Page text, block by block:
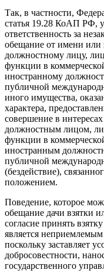
Так, в частности,
статья 19.28 КоАП РФ,
ответственность за
обещание от имени или
должностному лицу,
функции в
иностранному
публичной
иного имущества,
характера,
совершение в
должностным лицом,
функции в
иностранным
публичной
(бездействие),
положением.
Поведение, которое
обещание дачи взятки
согласие принять
является
поскольку заставляет
добросовестности,
государственного